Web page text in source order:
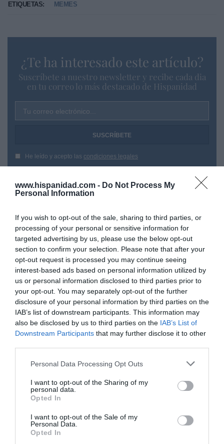
www.hispanidad.com - Do Not Process My
Personal Information
If you wish to opt-out of the sale, sharing to third parties, or
processing of your personal or sensitive information for
targeted advertising by us, please use the below opt-out
section to confirm your selection. Please note that after your
opt-out request is processed you may continue seeing
interest-based ads based on personal information utilized by
us or personal information disclosed to third parties prior to
your opt-out. You may separately opt-out of the further
disclosure of your personal information by third parties on the
IAB’s list of downstream participants. This information may
also be disclosed by us to third parties on the IAB’s List of
Downstream Participants that may further disclose it to other
Personal Data Processing Opt Outs
I want to opt-out of the Sharing of my
personal data.
Opted In
I want to opt-out of the Sale of my
Personal Data.
Opted In
ETIQUETAS: MEMES
¿Te ha interesado este artículo?
Suscríbete a nuestro newsletter y recibe cada dia
en tu correo lo más destacado de Hispanidad
Tu correo electrónico...
He leído y acepto las condiciones legales
Hoy destacamos
ECONOMÍA
El desastre de los laudos de renovables: los
acreedores estiman que la inseguridad
jurídica ha generado un sobrecoste
financiero de 6.600 millones para el Tesoro
Cristina Martín
ECONOMÍA
Seamos más responsables: no siempre el